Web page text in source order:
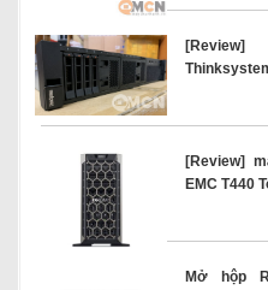
[Review]
EMC T440
Mở hộp